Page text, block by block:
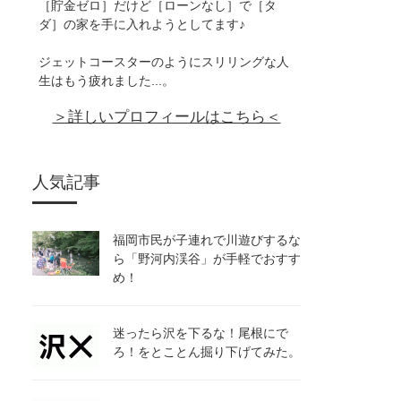
［貯金ゼロ］だけど［ローンなし］で［タ
ダ］の家を手に入れようとしてます♪
ジェットコースターのようにスリリングな人
生はもう疲れました...。
＞詳しいプロフィールはこちら＜
人気記事
福岡市民が子連れで川遊びするな
ら「野河内渓谷」が手軽でおすす
め！
迷ったら沢を下るな！尾根にで
ろ！をとことん掘り下げてみた。